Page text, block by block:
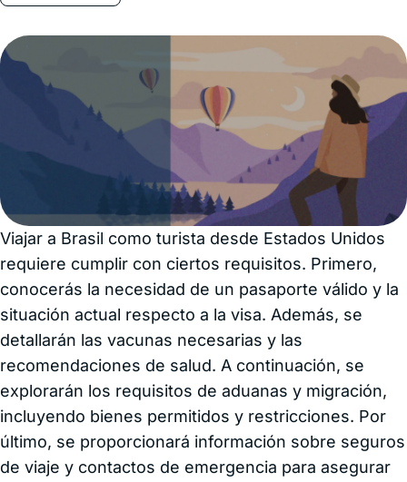
Viajar a Brasil como turista desde Estados Unidos
requiere cumplir con ciertos requisitos. Primero,
conocerás la necesidad de un pasaporte válido y la
situación actual respecto a la visa. Además, se
detallarán las vacunas necesarias y las
recomendaciones de salud. A continuación, se
explorarán los requisitos de aduanas y migración,
incluyendo bienes permitidos y restricciones. Por
último, se proporcionará información sobre seguros
de viaje y contactos de emergencia para asegurar